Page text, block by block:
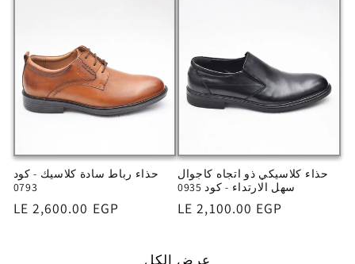
حذاء رباط سادة كلاسيك - كود
0793
السعر
LE 2,600.00 EGP
حذاء كلاسيكي ذو اتجاه كاجوال
سهل الارتداء - كود 0935
السعر
LE 2,100.00 EGP
عرض الكل